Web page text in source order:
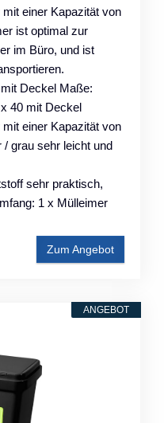
einer Kapazität von
ist optimal zur
im Büro, und ist
Deckel Maße:
40 mit Deckel
einer Kapazität von
/ grau sehr leicht und
sehr praktisch,
1 x Mülleimer
Zum Angebot
ANGEBOT